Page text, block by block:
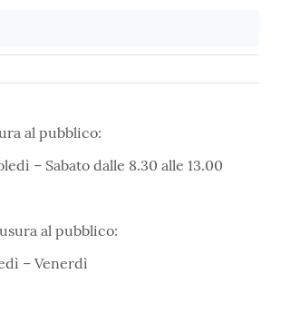
al pubblico:
– Sabato dalle 8.30 alle 13.00
al pubblico:
– Venerdì